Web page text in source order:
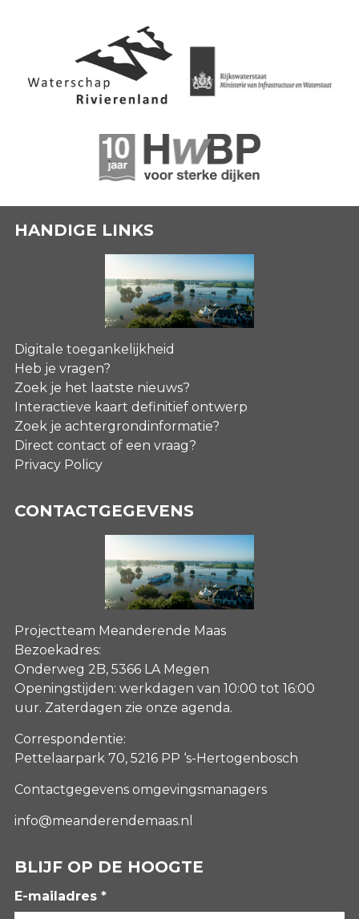
HANDIGE LINKS
Digitale toegankelijkheid
Heb je vragen?
Zoek je het laatste nieuws?
Interactieve kaart definitief ontwerp
Zoek je achtergrondinformatie?
Direct contact of een vraag?
Privacy Policy
CONTACTGEGEVENS
Projectteam Meanderende Maas
Bezoekadres:
Onderweg 2B, 5366 LA Megen
Openingstijden: werkdagen van 10:00 tot 16:00
uur. Zaterdagen zie onze agenda.
Correspondentie:
Pettelaarpark 70, 5216 PP ‘s-Hertogenbosch
Contactgegevens omgevingsmanagers
info@meanderendemaas.nl
BLIJF OP DE HOOGTE
E-mailadres *